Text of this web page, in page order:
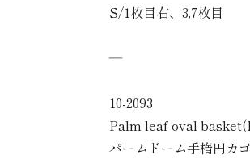
S/1枚目右、3,7枚目
―
10-2093
Palm leaf oval
パームドーム手楕円カ